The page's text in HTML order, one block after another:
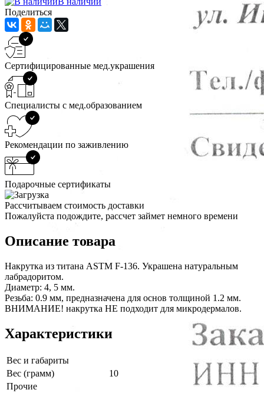
Поделиться
Сертифицированные мед.украшения
Специалисты с мед.образованием
Рекомендации по заживлению
Подарочные сертификаты
Рассчитываем стоимость доставки
Пожалуйста подождите, рассчет займет немного времени
Описание товара
Накрутка из титана ASTM F-136. Украшена натуральным
лабрадоритом.
Диаметр: 4, 5 мм.
Резьба: 0.9 мм, предназначена для основ толщиной 1.2 мм.
ВНИМАНИЕ! накрутка НЕ подходит для микродермалов.
Характеристики
Вес и габариты
Вес (грамм)
10
Прочие